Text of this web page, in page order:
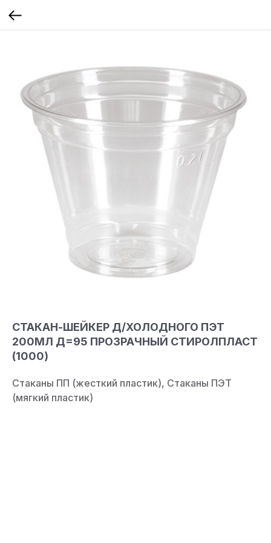
СТАКАН-ШЕЙКЕР Д/ХОЛОДНОГО ПЭТ
200МЛ Д=95 ПРОЗРАЧНЫЙ СТИРОЛПЛАСТ
(1000)
Стаканы ПП (жесткий пластик), Стаканы ПЭТ
(мягкий пластик)